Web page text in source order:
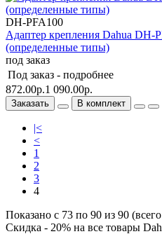
DH-PFA100
Адаптер крепления Dahua DH-
(определенные типы)
под заказ
Под заказ - подробнее
872.00р.1 090.00р.
Заказать В комплект
|<
<
1
2
3
4
Показано с 73 по 90 из 90
Скидка - 20% на все товары